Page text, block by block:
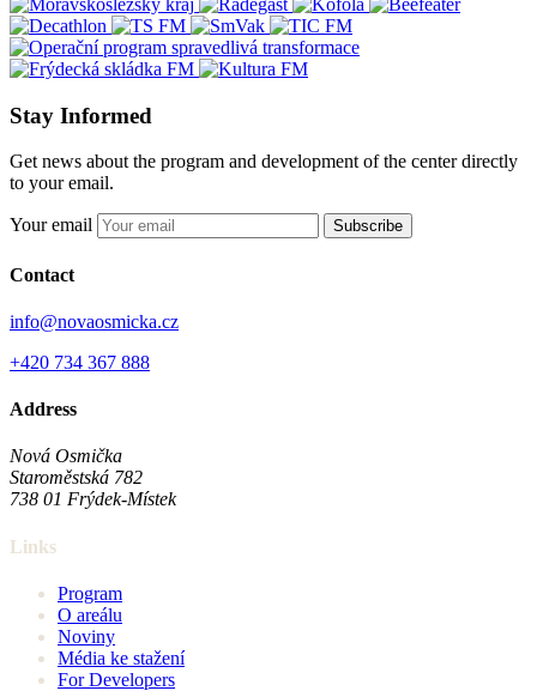
Stay Informed
Get news about the program and development of the center directly
to your email.
Your email Subscribe
Contact
info@novaosmicka.cz
+420 734 367 888
Address
Nová Osmička
Staroměstská 782
738 01 Frýdek-Místek
Links
Program
O areálu
Noviny
Média ke stažení
For Developers